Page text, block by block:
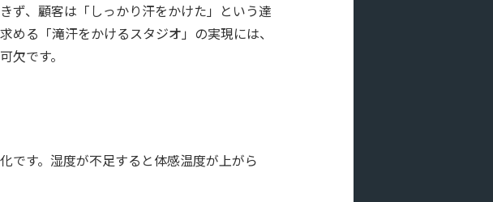
ず、顧客は「しっかり汗をかけた」という達
る「滝汗をかけるスタジオ」の実現には、
欠です。
です。湿度が不足すると体感温度が上がら